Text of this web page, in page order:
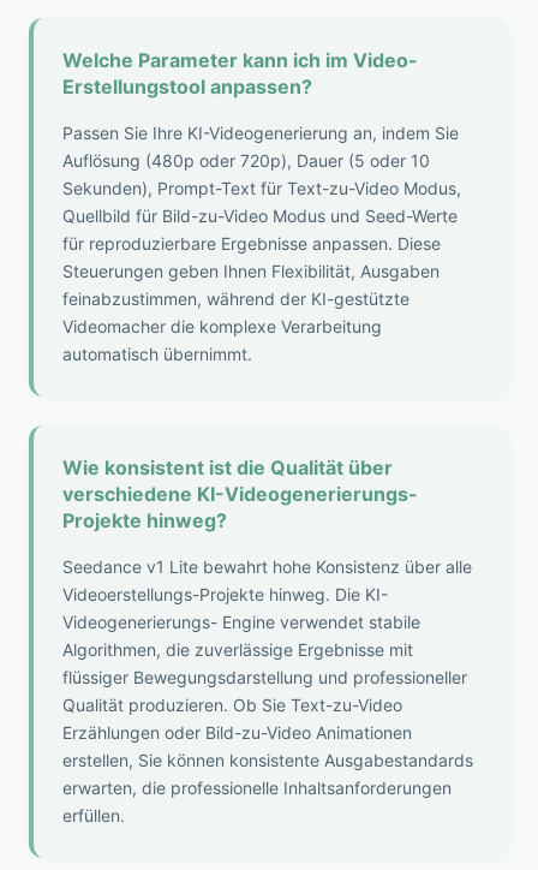
Welche Parameter kann ich im Video-
Erstellungstool anpassen?
Passen Sie Ihre KI-Videogenerierung an, indem Sie
Auflösung (480p oder 720p), Dauer (5 oder 10
Sekunden), Prompt-Text für Text-zu-Video Modus,
Quellbild für Bild-zu-Video Modus und Seed-Werte
für reproduzierbare Ergebnisse anpassen. Diese
Steuerungen geben Ihnen Flexibilität, Ausgaben
feinabzustimmen, während der KI-gestützte
Videomacher die komplexe Verarbeitung
automatisch übernimmt.
Wie konsistent ist die Qualität über
verschiedene KI-Videogenerierungs-
Projekte hinweg?
Seedance v1 Lite bewahrt hohe Konsistenz über alle
Videoerstellungs-Projekte hinweg. Die KI-
Videogenerierungs- Engine verwendet stabile
Algorithmen, die zuverlässige Ergebnisse mit
flüssiger Bewegungsdarstellung und professioneller
Qualität produzieren. Ob Sie Text-zu-Video
Erzählungen oder Bild-zu-Video Animationen
erstellen, Sie können konsistente Ausgabestandards
erwarten, die professionelle Inhaltsanforderungen
erfüllen.